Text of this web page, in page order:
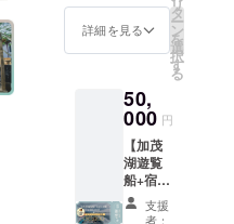
し、
2024年
3月中に
ご連絡
いたし
ます。
※3 メー
ルなど
で工事
の進
様への
返金は
のでご
了承く
ださ
い。 ※2
2024年
4月中の
実施を
は要相
談とな
は発行
日より1
年間と
なり、
使用し
なかっ
た場合
※3 ※1
2024年
ト予定
です。
(工事の
進行状
況によ
り前後
する場
合があ
ナに使
用して
いる佐
渡アテ
材して
いる木
工工場
見学ツ
アーと
河崎浪
漫館の
宿泊1泊
詳細を見る
タ
ー
ン
を
選
択
す
る
50,
000 円
【加茂
湖遊覧
船+宿泊
1泊権】
●加茂湖
支援
者：